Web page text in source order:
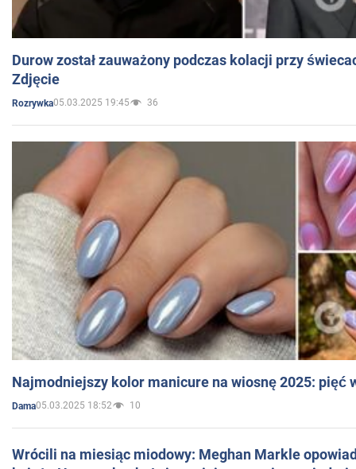
Durow został zauważony podczas kolacji przy
Zdjęcie
Rozrywka05.03.2025 19:45 36
Najmodniejszy kolor manicure na wiosnę 2025: pięć
Dama05.03.2025 18:52 10
Wrócili na miesiąc miodowy: Meghan Markle